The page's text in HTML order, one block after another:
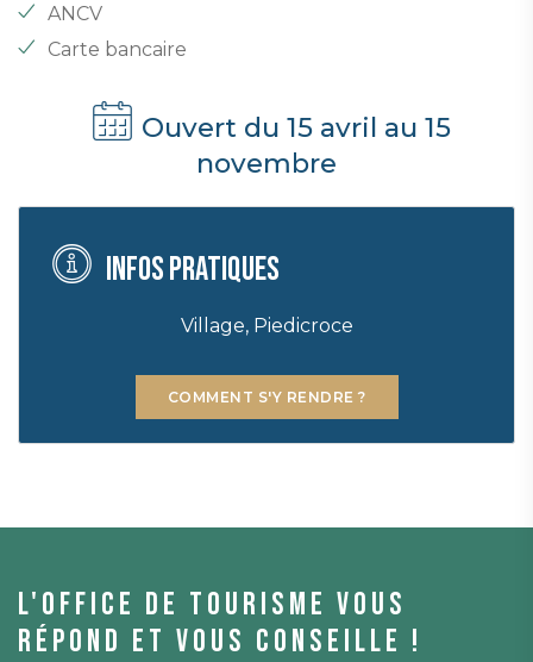
ANCV
Carte bancaire
Ouvert du 15 avril au 15
novembre
Infos pratiques
Village, Piedicroce
COMMENT S'Y RENDRE ?
L'office de tourisme vous
répond et vous conseille !